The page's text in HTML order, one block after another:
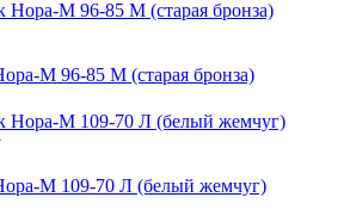
М 96-85 M (старая бронза)
М 109-70 Л (белый жемчуг)